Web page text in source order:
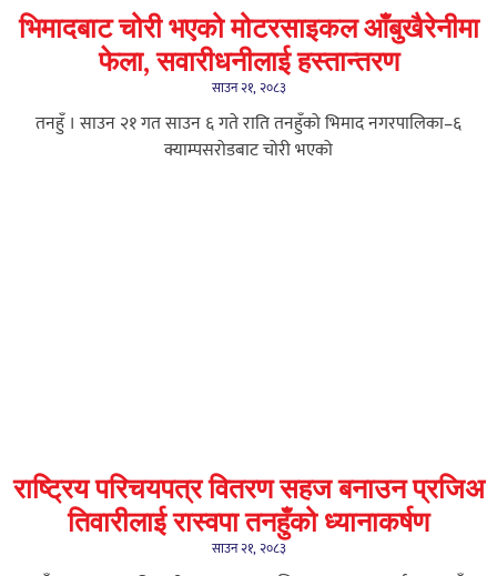
भिमादबाट चोरी भएको मोटरसाइकल आँबुखैरेनीमा
फेला, सवारीधनीलाई हस्तान्तरण
साउन २१, २०८३
तनहुँ । साउन २१ गत साउन ६ गते राति तनहुँको भिमाद नगरपालिका–६
क्याम्पसरोडबाट चोरी भएको
राष्ट्रिय परिचयपत्र वितरण सहज बनाउन प्रजिअ
तिवारीलाई रास्वपा तनहुँको ध्यानाकर्षण
साउन २१, २०८३